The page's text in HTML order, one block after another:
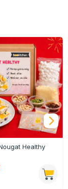
khác nhau
LIỆUcùng
bạn làm thành
đầu tiên. Mua
nhiêu chi phí
Healthy